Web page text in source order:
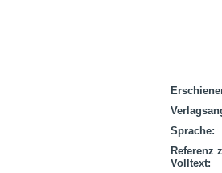
Sprache:
Referenz
Volltext: